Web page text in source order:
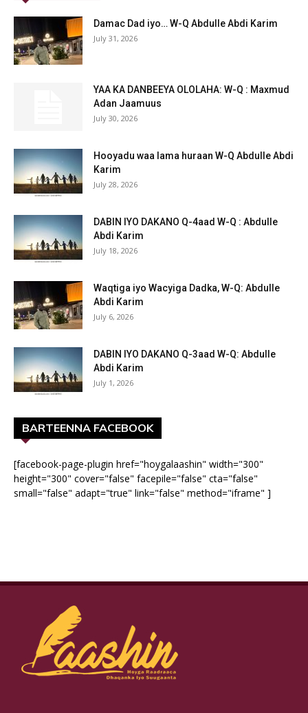
Damac Dad iyo… W-Q Abdulle Abdi Karim
July 31, 2026
YAA KA DANBEEYA OLOLAHA: W-Q : Maxmud
Adan Jaamuus
July 30, 2026
Hooyadu waa lama huraan W-Q Abdulle Abdi
Karim
July 28, 2026
DABIN IYO DAKANO Q-4aad W-Q : Abdulle
Abdi Karim
July 18, 2026
Waqtiga iyo Wacyiga Dadka, W-Q: Abdulle
Abdi Karim
July 6, 2026
DABIN IYO DAKANO Q-3aad W-Q: Abdulle
Abdi Karim
July 1, 2026
BARTEENNA FACEBOOK
[facebook-page-plugin href="hoygalaashin" width="300"
height="300" cover="false" facepile="false" cta="false"
small="false" adapt="true" link="false" method="iframe" ]